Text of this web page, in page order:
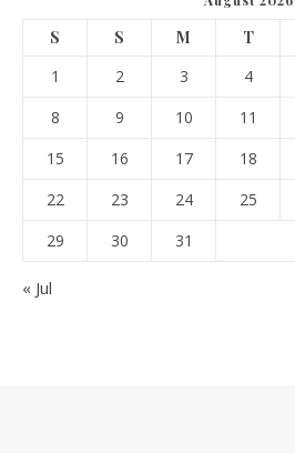
S S M T
1
2 3 4
8
9 10 11
15
16 17 18
22
23 24 25
29
30 31
« Jul